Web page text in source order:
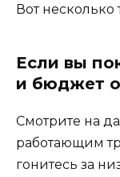
Вот
Если вы
и бюджет
Смотрите на
работающим
гонитесь за